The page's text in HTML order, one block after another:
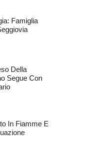
Famiglia
Della
Segue Con
In Fiamme E